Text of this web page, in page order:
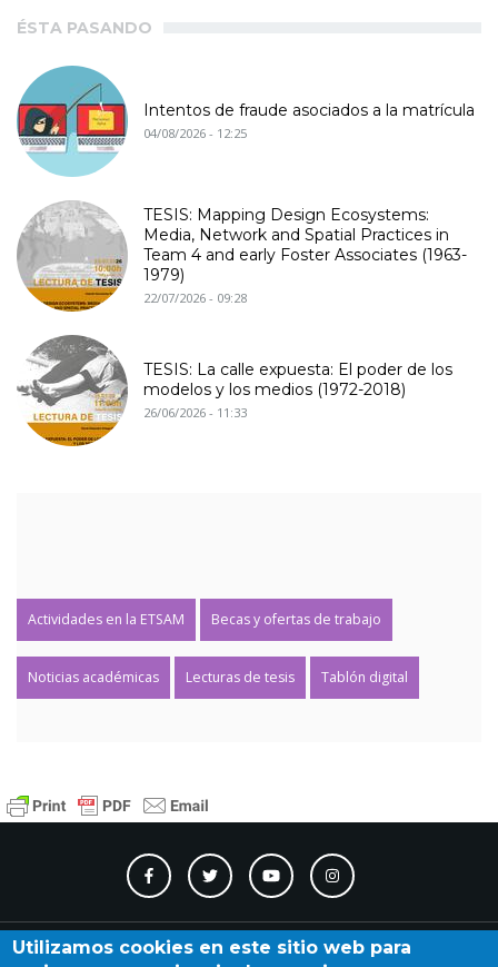
ÉSTA PASANDO
Intentos de fraude asociados a la matrícula
04/08/2026 - 12:25
TESIS: Mapping Design Ecosystems:
Media, Network and Spatial Practices in
Team 4 and early Foster Associates (1963-
1979)
22/07/2026 - 09:28
TESIS: La calle expuesta: El poder de los
modelos y los medios (1972-2018)
26/06/2026 - 11:33
Actividades en la ETSAM Becas y ofertas de trabajo
Noticias académicas Lecturas de tesis Tablón digital
Contacto Accesibilidad Directorio Calendario
Utilizamos cookies en este sitio web para